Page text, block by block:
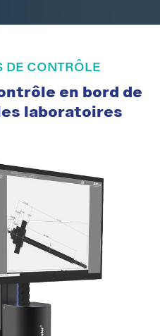
DE CONTRÔLE
en bord de
laboratoires